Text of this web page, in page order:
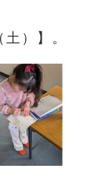
）】。